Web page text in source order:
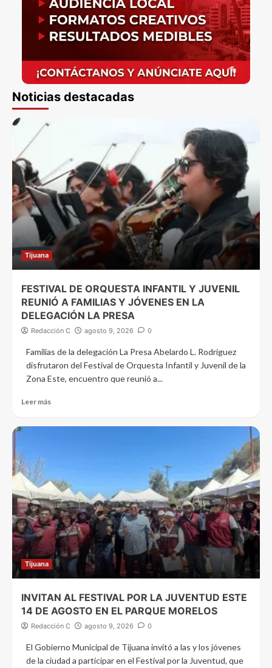
Noticias destacadas
Tijuana
FESTIVAL DE ORQUESTA INFANTIL Y JUVENIL
REUNIÓ A FAMILIAS Y JÓVENES EN LA
DELEGACIÓN LA PRESA
Redacción C agosto 9, 2026 0
Familias de la delegación La Presa Abelardo L. Rodríguez
disfrutaron del Festival de Orquesta Infantil y Juvenil de la
Zona Este, encuentro que reunió a...
Leer más
Tijuana
INVITAN AL FESTIVAL POR LA JUVENTUD ESTE
14 DE AGOSTO EN EL PARQUE MORELOS
Redacción C agosto 9, 2026 0
El Gobierno Municipal de Tijuana invitó a las y los jóvenes
de la ciudad a participar en el Festival por la Juventud, que